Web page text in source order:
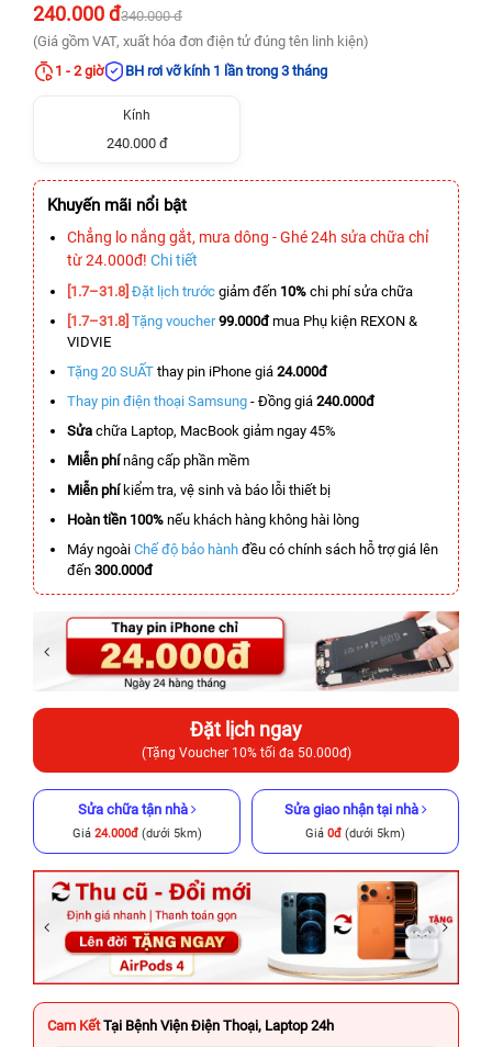
240.000 đ340.000 đ
(Giá gồm VAT, xuất hóa đơn điện tử đúng tên linh kiện)
1 - 2 giờ
BH rơi vỡ kính 1 lần trong 3 tháng
Kính
240.000 đ
Khuyến mãi nổi bật
Chẳng lo nắng gắt, mưa dông - Ghé 24h sửa chữa chỉ
từ 24.000đ! Chi tiết
[1.7–31.8] Đặt lịch trước giảm đến 10% chi phí sửa chữa
[1.7–31.8] Tặng voucher 99.000đmua Phụ kiện REXON &
VIDVIE
Tặng 20 SUẤT thay pin iPhone giá 24.000đ
Thay pin điện thoại Samsung - Đồng giá 240.000đ
Sửa chữa Laptop, MacBook giảm ngay 45%
Miễn phínâng cấp phần mềm
Miễn phíkiểm tra, vệ sinh và báo lỗi thiết bị
Hoàn tiền 100% nếu khách hàng không hài lòng
Máy ngoài Chế độ bảo hành đều có chính sách hỗ trợ giá lên
đến 300.000đ
Đặt lịch ngay
(Tặng Voucher 10% tối đa 50.000đ)
Sửa chữa tận nhà
Giá 24.000đ(dưới 5km)
Sửa giao nhận tại nhà
Giá 0đ (dưới 5km)
Cam Kết Tại Bệnh Viện Điện Thoại, Laptop 24h